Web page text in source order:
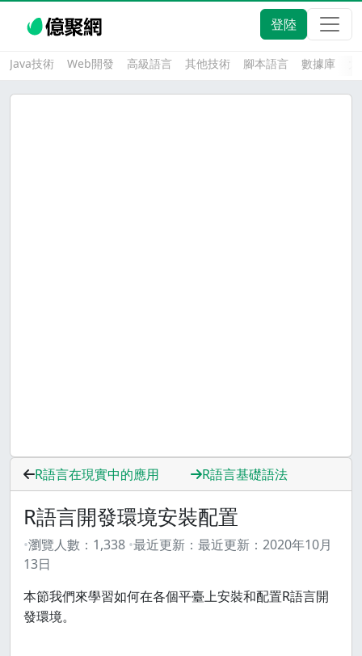
登陸
Java技術 Web開發 高級語言 其他技術 腳本語言 數據庫
R語言在現實中的應用 R語言基礎語法
R語言開發環境安裝配置
瀏覽人數： 1,338 最近更新： 最近更新： 2020年10月
13日
本節我們來學習如何在各個平臺上安裝和配置R語言開
發環境。